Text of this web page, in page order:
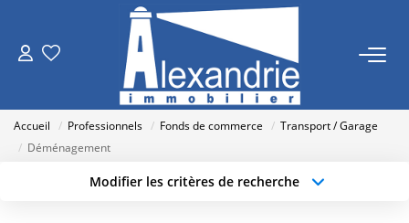
VENTES
Accueil Professionnels Fonds de commerce
Transport / Garage
Déménagement
Modifier les critères de recherche
Type de transaction Localisation